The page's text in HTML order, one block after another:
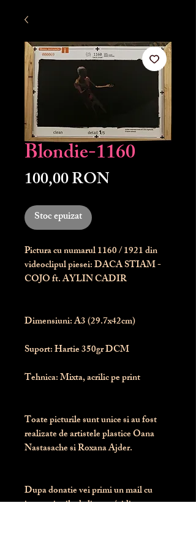
Blondie-1160
100,00 RONPreț
Stoc epuizat
Pictura cu numarul1160/ 1921 din
videoclipul piesei: DACA STIAM -
COJO ft. AYLIN CADIR
Dimensiuni: A3 (29.7x42cm)
Suport: Hartie 350gr DCM
Tehnica: Mixta, acrilic pe print
Toate picturile sunt unice si au fost
realizate de artistele plastice Oana
Nastasache si Roxana Ajder.
Dupa donatie vei primi un mail cu
instructiunile de livrare / ridicare.